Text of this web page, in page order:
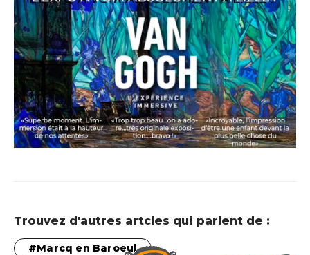
Trouvez d'autres artcles qui parlent de :
Marcq en Baroeul